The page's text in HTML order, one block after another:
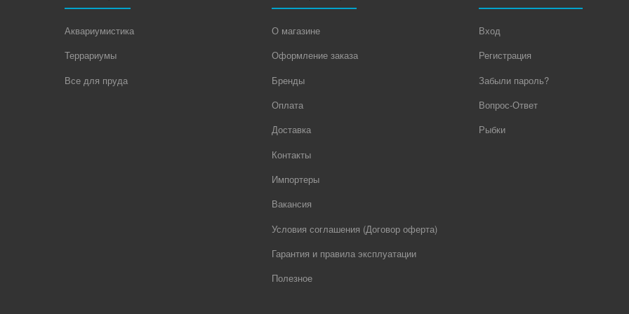
Аквариумистика
Террариумы
Все для пруда
О магазине
Оформление заказа
Бренды
Оплата
Доставка
Контакты
Импортеры
Вакансия
Условия соглашения (Договор оферта)
Гарантия и правила эксплуатации
Полезное
Вход
Регистрация
Забыли пароль?
Вопрос-Ответ
Рыбки